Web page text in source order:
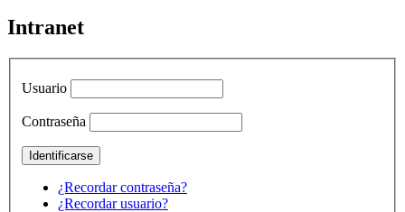
Intranet
Usuario
Contraseña
¿Recordar contraseña?
¿Recordar usuario?